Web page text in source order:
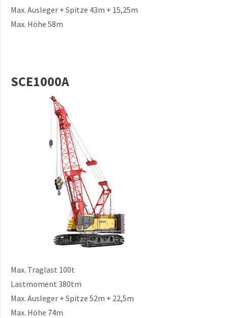
Max. Ausleger + Spitze 43m + 15,25m
Max. Höhe 58m
SCE1000A
Max. Traglast 100t
Lastmoment 380tm
Max. Ausleger + Spitze 52m + 22,5m
Max. Höhe 74m